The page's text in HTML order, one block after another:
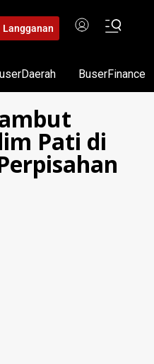
Langganan
BuserFinance
Pati di